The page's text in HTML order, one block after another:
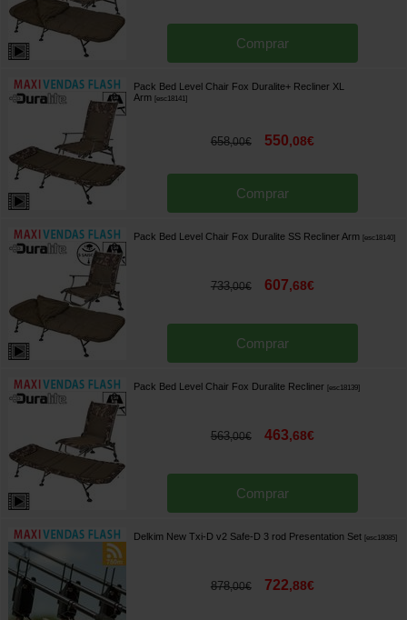
Comprar
Pack Bed Level Chair Fox Duralite+ Recliner XL
Arm [esc18141]
658,00€ 550,08€
Comprar
Pack Bed Level Chair Fox Duralite SS Recliner Arm [esc18140]
733,00€ 607,68€
Comprar
Pack Bed Level Chair Fox Duralite Recliner [esc18139]
563,00€ 463,68€
Comprar
Delkim New Txi-D v2 Safe-D 3 rod Presentation Set [esc18085]
878,00€ 722,88€